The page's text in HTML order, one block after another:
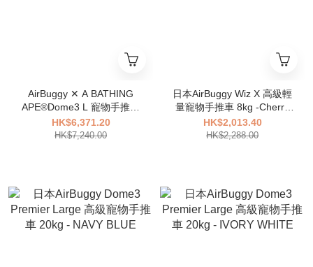
AirBuggy ✕ A BATHING
APE®Dome3 L 寵物手推車
20kg (3色選擇)
HK$6,371.20
HK$7,240.00
日本AirBuggy Wiz X 高級輕
量寵物手推車 8kg -Cherry
Pink
HK$2,013.40
HK$2,288.00